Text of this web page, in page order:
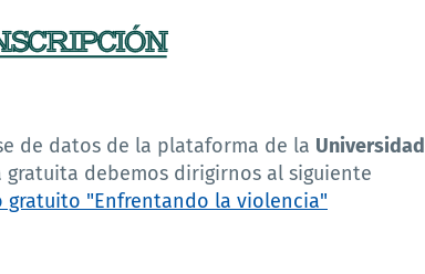
de datos de la plataforma de la Universidad
gratuita debemos dirigirnos al siguiente
gratuito "Enfrentando la violencia"